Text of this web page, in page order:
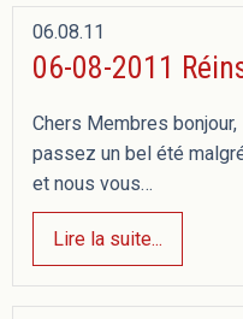
06.08.11
06-08-2011
Chers Membres
passez un bel été
et nous vous…
Lire la suite...